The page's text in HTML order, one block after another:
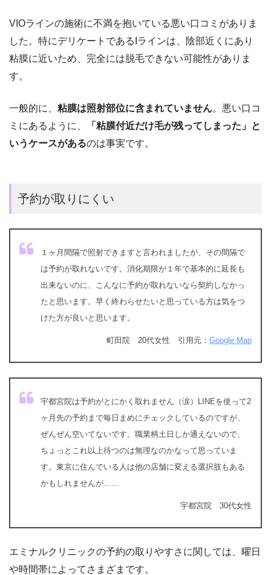
VIOラインの施術に不満を抱いている悪い口コミがありま
した。特にデリケートであるIラインは、陰部近くにあり
粘膜に近いため、完全には脱毛できない可能性がありま
す。
一般的に、 粘膜は照射部位に含まれていません。悪い口コ
ミにあるように、
「粘膜付近だけ毛が残ってしまった」と
いうケースがあるのは事実です。
予約が取りにくい
１ヶ月間隔で照射できますと言われましたが、その間隔で
は予約が取れないです。消化期限が１年で基本的に延長も
出来ないのに、こんなに予約が取れないなら契約しなかっ
たと思います。早く終わらせたいと思っている方は気をつ
けた方が良いと思います。
町田院 20代女性 引用元： Google Map
宇都宮院は予約がとにかく取れません（涙）LINEを使って2
ヶ月先の予約まで毎日まめにチェックしているのですが、
ぜんぜん空いてないです。職業柄土日しか通えないので、
ちょっとこれ以上待つのは無理なのかなって思っていま
す。東京に住んでいる人は他の店舗に変える選択肢もある
かもしれませんが……
宇都宮院 30代女性
エミナルクリニックの予約の取りやすさに関しては、曜日
や時間帯によってさまざまです。